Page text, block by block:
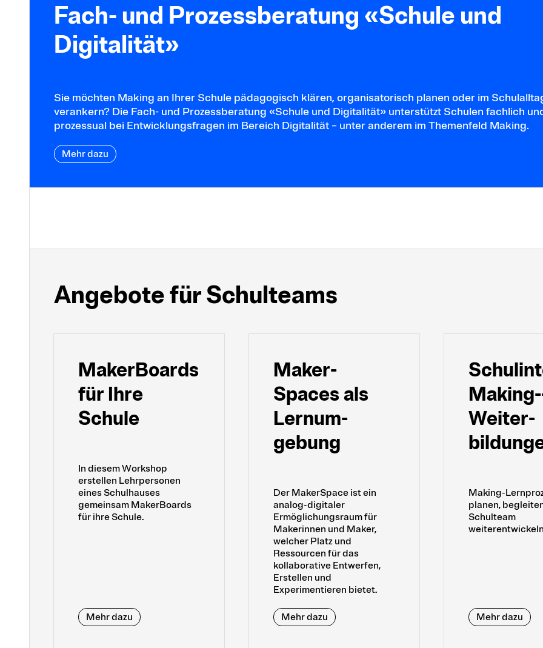
Fach- und Prozessberatung «Schule und
Digitalität»
Sie möchten Making an Ihrer Schule pädagogisch klären, organisatorisch planen oder im
verankern? Die Fach- und Prozessberatung «Schule und Digitalität» unterstützt Schulen fachlich
prozessual bei Entwicklungsfragen im Bereich Digitalität – unter anderem im Themenfeld Making.
Mehr dazu
Angebote für Schulteams
Maker­Boards
für Ihre
Schule
In diesem Workshop
erstellen Lehrpersonen
eines Schulhauses
gemeinsam MakerBoards
für ihre Schule.
Mehr dazu
Maker­
Spaces als
Lern­um­
gebung
Der MakerSpace ist ein
analog-digitaler
Ermöglichungsraum für
Makerinnen und Maker,
welcher Platz und
Ressourcen für das
kollaborative Entwerfen,
Erstellen und
Experimentieren bietet.
Mehr dazu
Weiter­
Making-
planen,
Schulteam
Mehr dazu